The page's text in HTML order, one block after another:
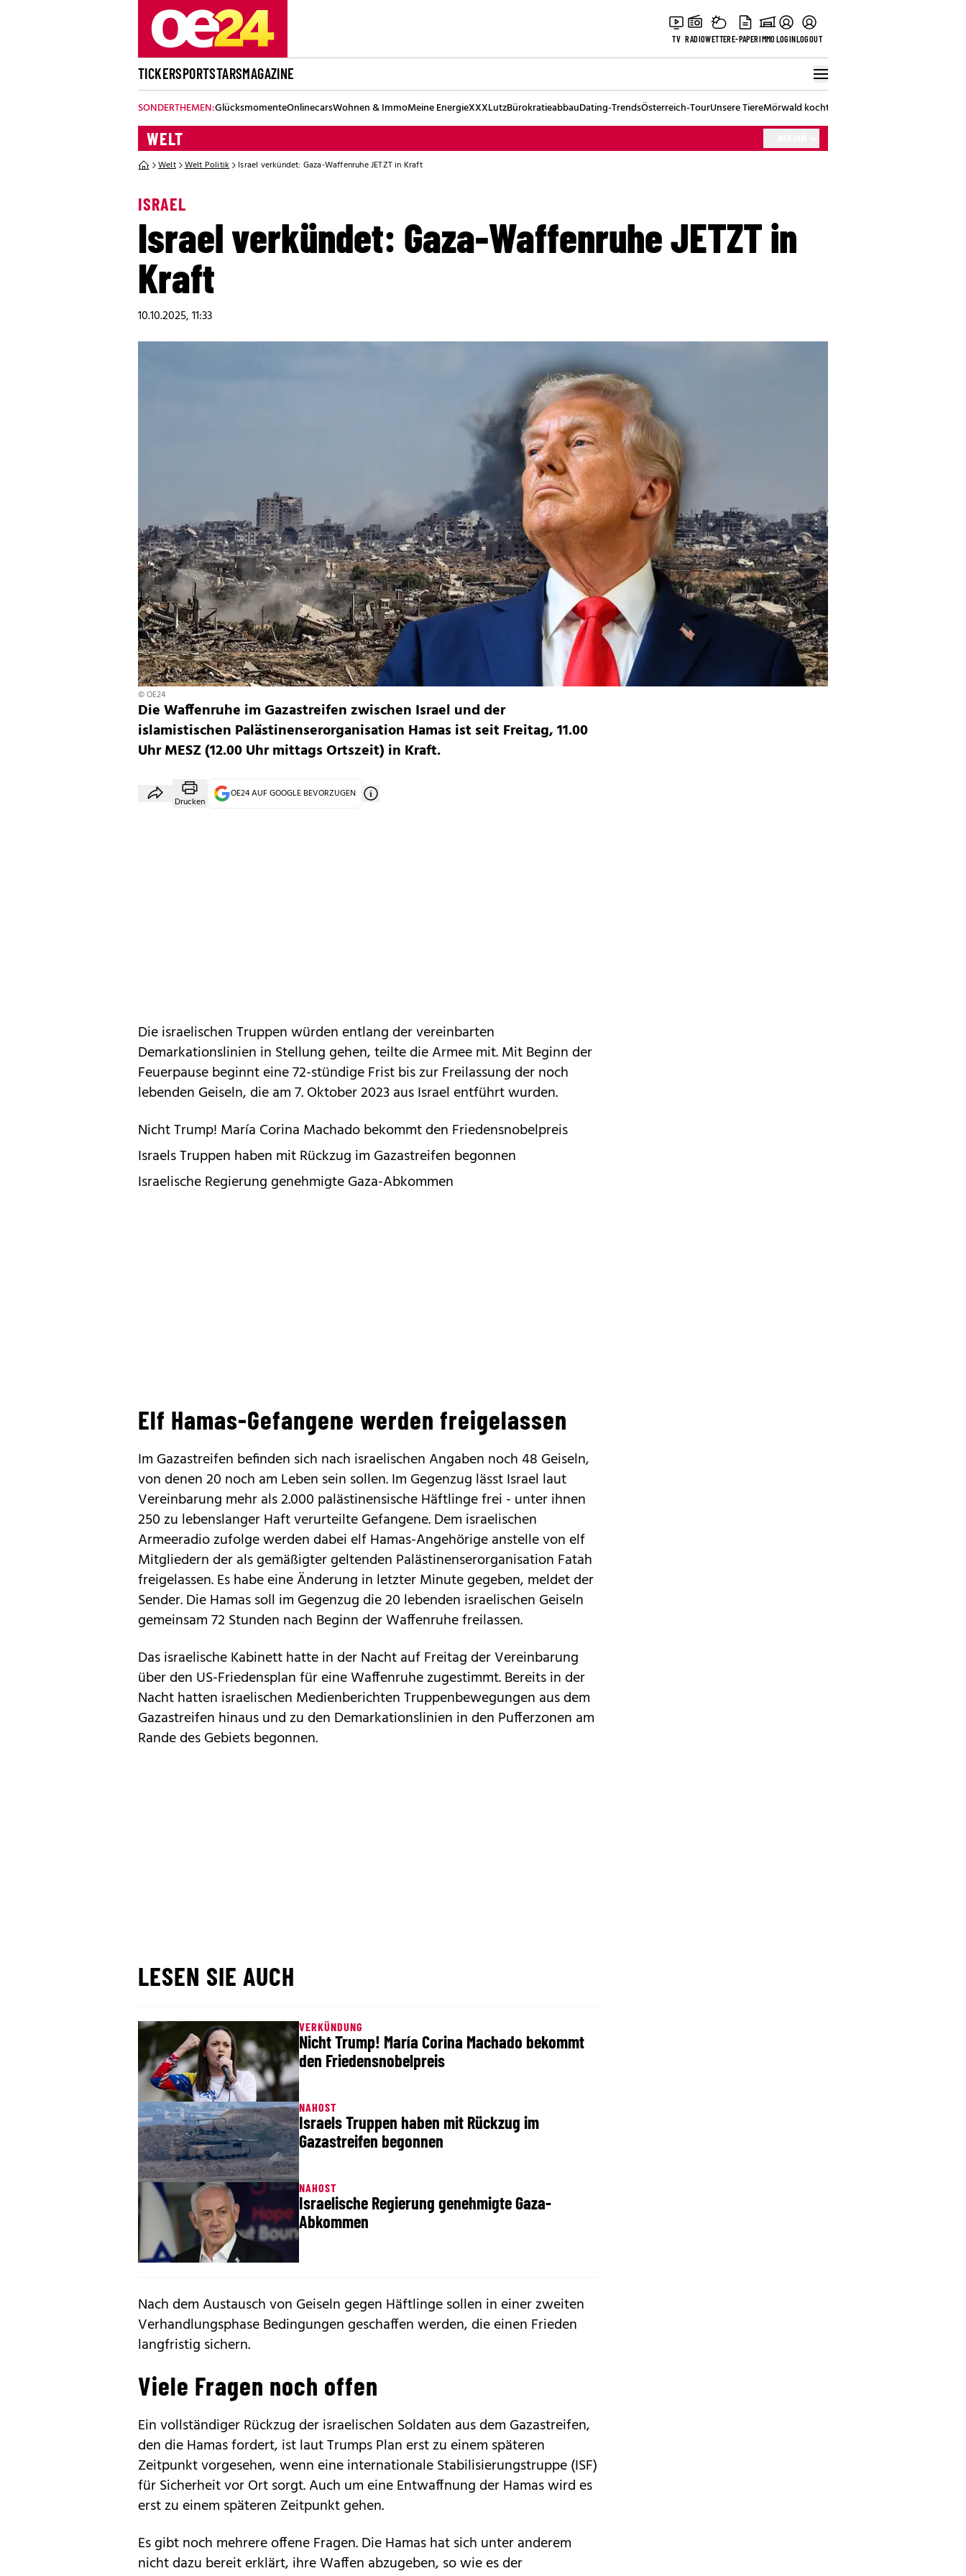
TV RADIOWETTERE-PAPERIMMOLOGINLOGOUT
TICKERSPORTSTARSMAGAZINE
SONDERTHEMEN:GlücksmomenteOnlinecarsWohnen & ImmoMeine EnergieXXXLutzBürokratieabbauDating-TrendsÖsterreich-TourUnsere TiereMörwald kocht
WELT
Welt Welt Politik Israel verkündet: Gaza-Waffenruhe JETZT in Kraft
ISRAEL
Israel verkündet: Gaza-Waffenruhe JETZT in
Kraft
10.10.2025, 11:33
© OE24
Die Waffenruhe im Gazastreifen zwischen Israel und der
islamistischen Palästinenserorganisation Hamas ist seit Freitag, 11.00
Uhr MESZ (12.00 Uhr mittags Ortszeit) in Kraft.
Drucken
OE24 AUF GOOGLE BEVORZUGEN
Die israelischen Truppen würden entlang der vereinbarten
Demarkationslinien in Stellung gehen, teilte die Armee mit. Mit Beginn der
Feuerpause beginnt eine 72-stündige Frist bis zur Freilassung der noch
lebenden Geiseln, die am 7. Oktober 2023 aus Israel entführt wurden.
Nicht Trump! María Corina Machado bekommt den Friedensnobelpreis
Israels Truppen haben mit Rückzug im Gazastreifen begonnen
Israelische Regierung genehmigte Gaza-Abkommen
Elf Hamas-Gefangene werden freigelassen
Im Gazastreifen befinden sich nach israelischen Angaben noch 48 Geiseln,
von denen 20 noch am Leben sein sollen. Im Gegenzug lässt Israel laut
Vereinbarung mehr als 2.000 palästinensische Häftlinge frei - unter ihnen
250 zu lebenslanger Haft verurteilte Gefangene. Dem israelischen
Armeeradio zufolge werden dabei elf Hamas-Angehörige anstelle von elf
Mitgliedern der als gemäßigter geltenden Palästinenserorganisation Fatah
freigelassen. Es habe eine Änderung in letzter Minute gegeben, meldet der
Sender. Die Hamas soll im Gegenzug die 20 lebenden israelischen Geiseln
gemeinsam 72 Stunden nach Beginn der Waffenruhe freilassen.
Das israelische Kabinett hatte in der Nacht auf Freitag der Vereinbarung
über den US-Friedensplan für eine Waffenruhe zugestimmt. Bereits in der
Nacht hatten israelischen Medienberichten Truppenbewegungen aus dem
Gazastreifen hinaus und zu den Demarkationslinien in den Pufferzonen am
Rande des Gebiets begonnen.
LESEN SIE AUCH
VERKÜNDUNG
Nicht Trump! María Corina Machado bekommt
den Friedensnobelpreis
NAHOST
Israels Truppen haben mit Rückzug im
Gazastreifen begonnen
NAHOST
Israelische Regierung genehmigte Gaza-
Abkommen
Nach dem Austausch von Geiseln gegen Häftlinge sollen in einer zweiten
Verhandlungsphase Bedingungen geschaffen werden, die einen Frieden
langfristig sichern.
Viele Fragen noch offen
Ein vollständiger Rückzug der israelischen Soldaten aus dem Gazastreifen,
den die Hamas fordert, ist laut Trumps Plan erst zu einem späteren
Zeitpunkt vorgesehen, wenn eine internationale Stabilisierungstruppe (ISF)
für Sicherheit vor Ort sorgt. Auch um eine Entwaffnung der Hamas wird es
erst zu einem späteren Zeitpunkt gehen.
Es gibt noch mehrere offene Fragen. Die Hamas hat sich unter anderem
nicht dazu bereit erklärt, ihre Waffen abzugeben, so wie es der